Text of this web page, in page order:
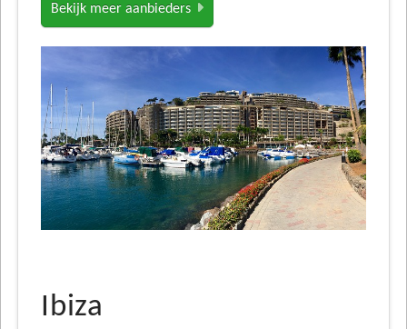
Bekijk meer aanbieders
Ibiza